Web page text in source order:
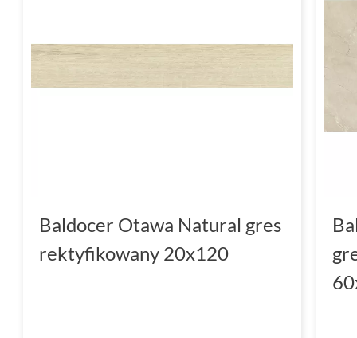
Baldocer Otawa Natural gres
rektyfikowany 20x120